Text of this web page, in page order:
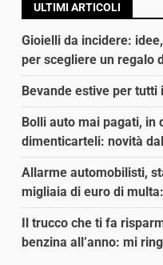
ULTIMI ARTICOLI
Gioielli da incidere:
per scegliere un regalo
Bevande estive per
Bolli auto mai pagati, in
dimenticarteli: novità
Allarme automobilisti,
migliaia di euro di
Il trucco che ti fa
benzina all’anno: mi